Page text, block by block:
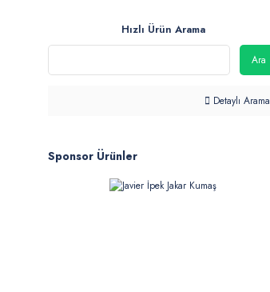
Hızlı Ürün Arama
Ara
Detaylı Arama
Sponsor Ürünler